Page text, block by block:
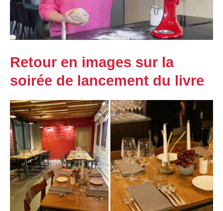
Retour en images sur la
soirée de lancement du livre